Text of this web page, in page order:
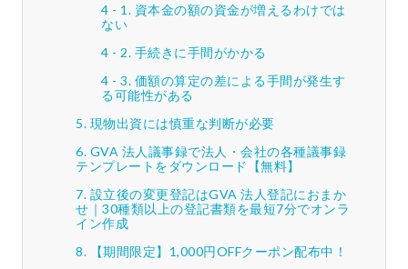
資本金の額の資金が増えるわけでは
ない
手続きに手間がかかる
価額の算定の差による手間が発生す
る可能性がある
現物出資には慎重な判断が必要
GVA 法人議事録で法人・会社の各種議事録
テンプレートをダウンロード【無料】
設立後の変更登記はGVA 法人登記におまか
せ｜30種類以上の登記書類を最短7分でオンラ
イン作成
【期間限定】1,000円OFFクーポン配布中！